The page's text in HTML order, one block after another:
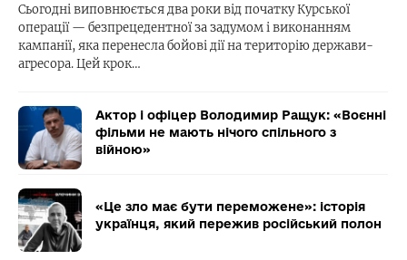
Сьогодні виповнюється два роки від початку Курської
операції — безпрецедентної за задумом і виконанням
кампанії, яка перенесла бойові дії на територію держави-
агресора. Цей крок…
Актор і офіцер Володимир Ращук: «Воєнні
фільми не мають нічого спільного з
війною»
«Це зло має бути переможене»: історія
українця, який пережив російський полон